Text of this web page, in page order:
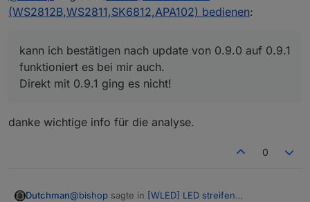
(WS2812B,WS2811,SK6812,APA102) bedienen:
kann ich bestätigen nach update von 0.9.0 auf 0.9.1
funktioniert es bei mir auch.
Direkt mit 0.9.1 ging es nicht!
danke wichtige info für die analyse.
0
Dutchman@bishop sagte in [WLED] LED streifen